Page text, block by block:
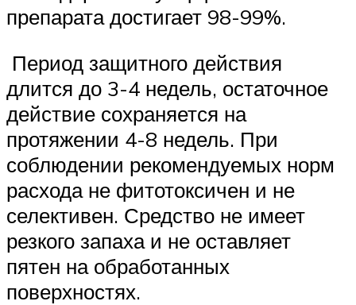
препарата достигает 98-99%.
Период защитного действия
длится до 3-4 недель, остаточное
действие сохраняется на
протяжении 4-8 недель. При
соблюдении рекомендуемых норм
расхода не фитотоксичен и не
селективен. Средство не имеет
резкого запаха и не оставляет
пятен на обработанных
поверхностях.